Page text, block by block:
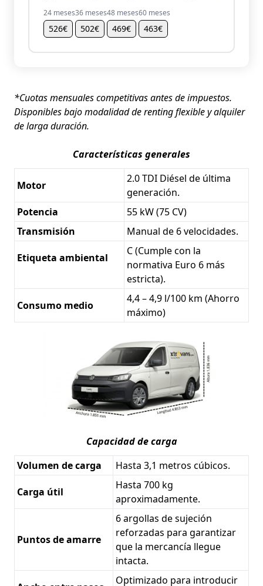
24 meses
526€
36 meses
502€
48 meses
469€
60 meses
463€
*Cuotas mensuales competitivas antes de impuestos.
Disponibles bajo modalidad de renting flexible y alquiler
de larga duración.
Características generales
Motor
2.0 TDI Diésel de última
generación.
Potencia
55 kW (75 CV)
Transmisión
Manual de 6 velocidades.
Etiqueta ambiental
C (Cumple con la
normativa Euro 6 más
estricta).
Consumo medio
4,4 – 4,9 l/100 km (Ahorro
máximo)
Capacidad de carga
Volumen de carga
Hasta 3,1 metros cúbicos.
Carga útil
Hasta 700 kg
aproximadamente.
Puntos de amarre
6 argollas de sujeción
reforzadas para garantizar
que la mercancía llegue
intacta.
Optimizado para introducir